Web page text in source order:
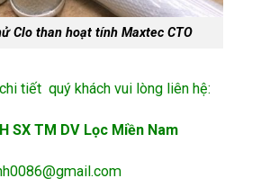
Clo than hoạt tính Maxtec CTO
tiết quý khách vui lòng liên hệ:
SX TM DV Lọc Miền Nam